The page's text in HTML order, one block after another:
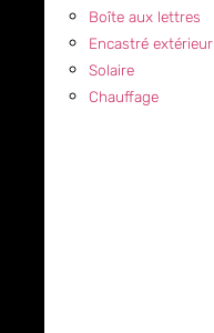
Boîte aux lettres
Encastré extérieur
Solaire
Chauffage